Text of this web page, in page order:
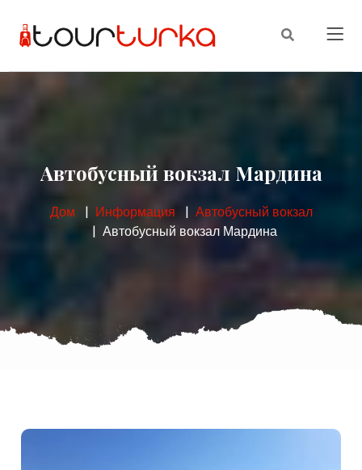
Автобусный вокзал Мардина
Дом Информация
Автобусный вокзал
Автобусный вокзал Мардина